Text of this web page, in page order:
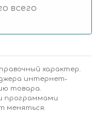
всего
характер.
интернет-
товара.
программами
меняться.